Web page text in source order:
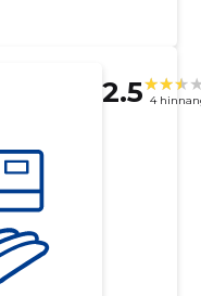
2.5 4